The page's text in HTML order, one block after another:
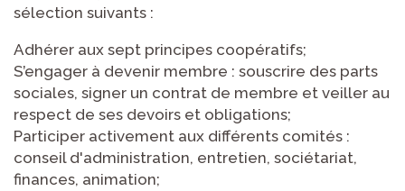
sélection suivants :
Adhérer aux sept principes coopératifs;
S’engager à devenir membre : souscrire des parts
sociales, signer un contrat de membre et veiller au
respect de ses devoirs et obligations;
Participer activement aux différents comités :
conseil d'administration, entretien, sociétariat,
finances, animation;